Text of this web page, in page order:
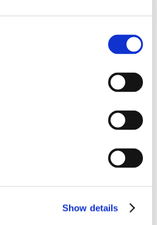
Show details
complessi che uniscono
a 4 generazioni: nello
chi ha iniziato a lavorare in un
significati sociali attribuiti al
sociali, il tema comune sembra
singolo di sentirsi sia parte di
come individuo in grado di
nel sistema.
di vivo e credibile e spiega